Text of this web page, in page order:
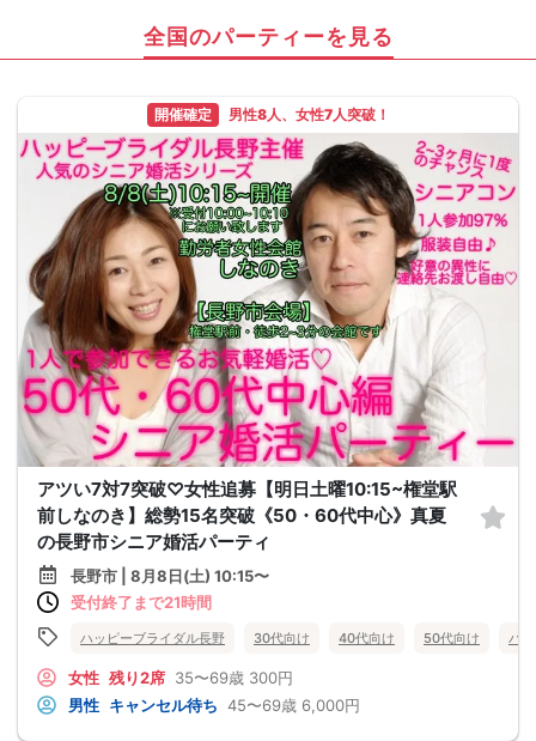
全国のパーティーを見る
開催確定 男性8人、女性7人突破！
アツい7対7突破♡女性追募【明日土曜10:15~権堂駅
前しなのき】総勢15名突破《50・60代中心》真夏
の長野市シニア婚活パーティ
長野市 | 8月8日(土) 10:15〜
受付終了まで21時間
ハッピーブライダル長野 30代向け 40代向け 50代向け バ
女性 残り2席 35〜69歳 300円
男性 キャンセル待ち 45〜69歳 6,000円